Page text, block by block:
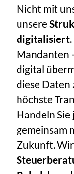
Nicht mit
unsere
digitalisiert
Mandanten
digital
diese Daten
höchste
Handeln Sie
gemeinsam
Zukunft.